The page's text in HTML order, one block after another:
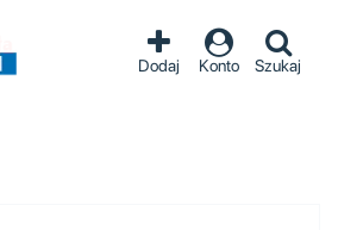
Dodaj Konto Szukaj